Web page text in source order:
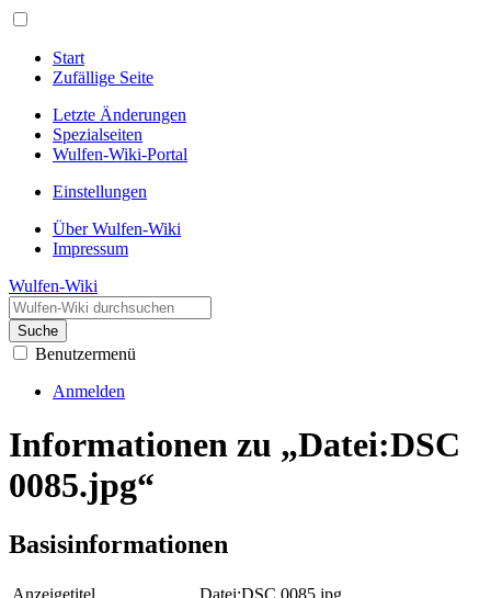
Start
Zufällige Seite
Letzte Änderungen
Spezialseiten
Wulfen-Wiki-Portal
Einstellungen
Über Wulfen-Wiki
Impressum
Wulfen-Wiki
Suche
Benutzermenü
Anmelden
Informationen zu „Datei:DSC
0085.jpg“
Basisinformationen
Anzeigetitel
Datei:DSC 0085.jpg